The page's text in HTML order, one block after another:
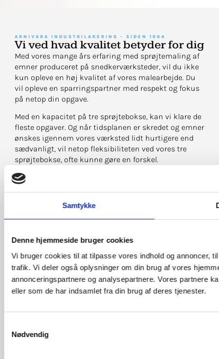
Samtykke
Denne hjemmeside bruger cookies
Vi bruger cookies til at tilpasse vores indhold og annoncer,
trafik. Vi deler også oplysninger om din brug af vores
annonceringspartnere og analysepartnere. Vores partnere
eller som de har indsamlet fra din brug af deres tjenester.
Nødvendig
ARNIVARA INDUSTRILAKERING - SIDEN 1964
Vi ved hvad kvalitet betyder for dig
Med vores mange års erfaring med sprøjtemaling af
emner produceret på snedkerværksteder, vil du ikke
kun opleve en høj kvalitet af vores malearbejde. Du
vil opleve en sparringspartner med respekt og fokus
på netop din opgave.
Med en kapacitet på tre sprøjtebokse, kan vi klare de
fleste opgaver. Og når tidsplanen er skredet og emner
ønskes igennem vores værksted lidt hurtigere end
sædvanligt, vil netop fleksibiliteten ved vores tre
sprøjtebokse, ofte kunne gøre en forskel.
Af klassiske opgaver for snedkerværksteder, kan vi
Kontorinventar og Radiatorskjulere etc..
TLF. 39 65 00 35
INDHENT TILBUD